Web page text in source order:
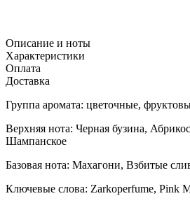
Описание и ноты
Характеристики
Оплата
Доставка
Группа аромата: цветочные,
Верхняя нота: Черная бузина,
Шампанское
Базовая нота: Махагони, Взбитые
Ключевые слова: Zarkoperfume, Pink